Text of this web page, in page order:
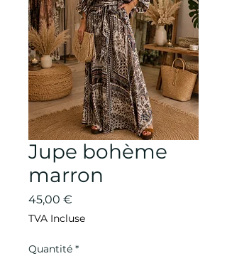
Jupe bohème
marron
45,00 €
TVA Incluse
Quantité *